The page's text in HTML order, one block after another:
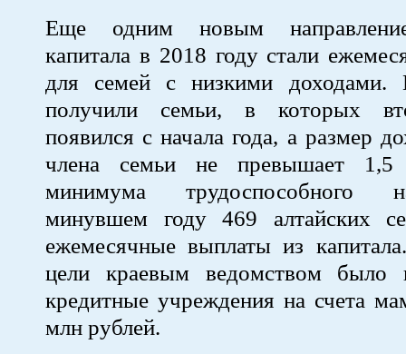
Еще одним новым
капитала в 2018 году стали
для семей с низкими
получили семьи, в которых
появился с начала года, а размер
члена семьи не превышает 1,5
минимума трудоспособного
минувшем году 469 алтайских
ежемесячные выплаты из
цели краевым ведомством было
кредитные учреждения на счета
млн рублей.